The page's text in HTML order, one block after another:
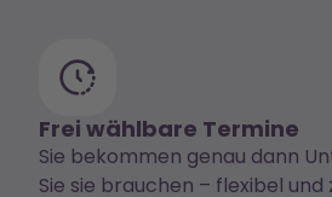
Frei wählbare Termine
Sie bekommen genau dann
Sie sie brauchen – flexibel und